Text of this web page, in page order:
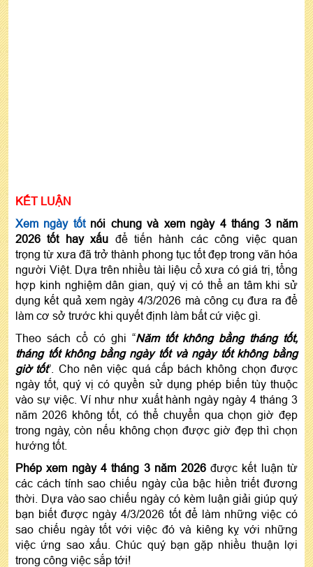
KẾT LUẬN
Xem ngày tốtnói chung và xem ngày 4 tháng 3 năm
2026 tốt hay xấu để tiến hành các công việc quan
trọng từ xưa đã trở thành phong tục tốt đẹp trong văn hóa
người Việt. Dựa trên nhiều tài liệu cổ xưa có giá trị, tổng
hợp kinh nghiệm dân gian, quý vị có thể an tâm khi sử
dụng kết quả xem ngày 4/3/2026 mà công cụ đưa ra để
làm cơ sở trước khi quyết định làm bất cứ việc gì.
Theo sách cổ có ghi “Năm tốt không bằng tháng tốt,
tháng tốt không bằng ngày tốt và ngày tốt không bằng
giờ tốt”. Cho nên việc quá cấp bách không chọn được
ngày tốt, quý vị có quyền sử dụng phép biến tùy thuộc
vào sự việc. Ví như như xuất hành ngày ngày 4 tháng 3
năm 2026 không tốt, có thể chuyển qua chọn giờ đẹp
trong ngày, còn nếu không chọn được giờ đẹp thì chọn
hướng tốt.
Phép xem ngày 4 tháng 3 năm 2026được kết luận từ
các cách tính sao chiếu ngày của bậc hiền triết đương
thời. Dựa vào sao chiếu ngày có kèm luận giải giúp quý
bạn biết được ngày 4/3/2026 tốt để làm những việc có
sao chiếu ngày tốt với việc đó và kiêng kỵ với những
việc ứng sao xấu. Chúc quý bạn gặp nhiều thuận lợi
trong công việc sắp tới!